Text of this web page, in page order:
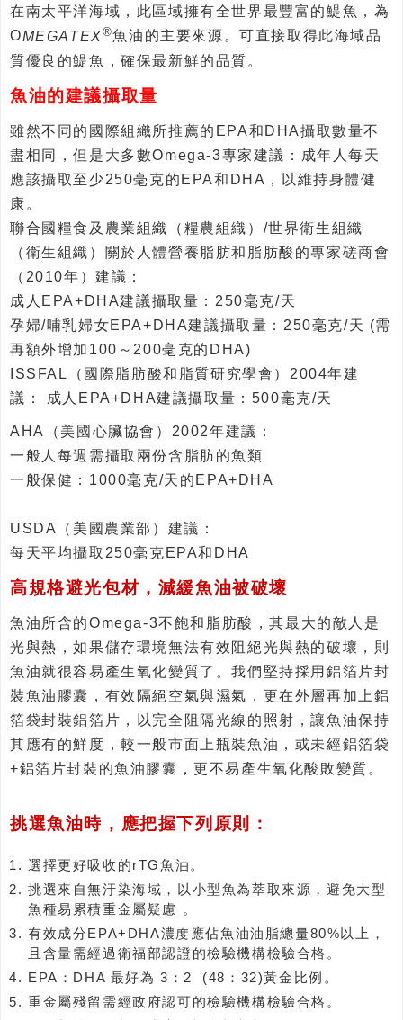
在南太平洋海域，此區域擁有全世界最豐富的鯷魚，為
OMEGATEX®魚油的主要來源。可直接取得此海域品
質優良的鯷魚，確保最新鮮的品質。
魚油的建議攝取量
雖然不同的國際組織所推薦的EPA和DHA攝取數量不
盡相同，但是大多數Omega-3專家建議：成年人每天
應該攝取至少250毫克的EPA和DHA，以維持身體健
康。
聯合國糧食及農業組織（糧農組織）/世界衛生組織
（衛生組織）關於人體營養脂肪和脂肪酸的專家磋商會
（2010年）建議：
成人EPA+DHA建議攝取量：250毫克/天
孕婦/哺乳婦女EPA+DHA建議攝取量：250毫克/天 (需
再額外增加100～200毫克的DHA)
ISSFAL（國際脂肪酸和脂質研究學會）2004年建
議： 成人EPA+DHA建議攝取量：500毫克/天
AHA（美國心臟協會）2002年建議：
一般人每週需攝取兩份含脂肪的魚類
一般保健：1000毫克/天的EPA+DHA
USDA（美國農業部）建議：
每天平均攝取250毫克EPA和DHA
高規格避光包材，減緩魚油被破壞
魚油所含的Omega-3不飽和脂肪酸，其最大的敵人是
光與熱，如果儲存環境無法有效阻絕光與熱的破壞，則
魚油就很容易產生氧化變質了。我們堅持採用鋁箔片封
裝魚油膠囊，有效隔絕空氣與濕氣，更在外層再加上鋁
箔袋封裝鋁箔片，以完全阻隔光線的照射，讓魚油保持
其應有的鮮度，較一般市面上瓶裝魚油，或未經鋁箔袋
+鋁箔片封裝的魚油膠囊，更不易產生氧化酸敗變質。
挑選魚油時，應把握下列原則：
選擇更好吸收的rTG魚油。
挑選來自無汙染海域，以小型魚為萃取來源，避免大型
魚種易累積重金屬疑慮 。
有效成分EPA+DHA濃度應佔魚油油脂總量80%以上，
且含量需經過衛福部認證的檢驗機構檢驗合格。
EPA：DHA 最好為 3：2 (48：32)黃金比例。
重金屬殘留需經政府認可的檢驗機構檢驗合格。